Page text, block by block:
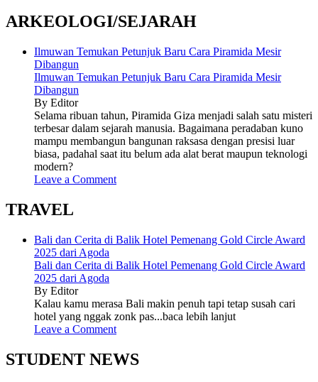
ARKEOLOGI/SEJARAH
Ilmuwan Temukan Petunjuk Baru Cara Piramida Mesir
Dibangun
Ilmuwan Temukan Petunjuk Baru Cara Piramida Mesir
Dibangun
By Editor
Selama ribuan tahun, Piramida Giza menjadi salah satu misteri
terbesar dalam sejarah manusia. Bagaimana peradaban kuno
mampu membangun bangunan raksasa dengan presisi luar
biasa, padahal saat itu belum ada alat berat maupun teknologi
modern?
Leave a Comment
TRAVEL
Bali dan Cerita di Balik Hotel Pemenang Gold Circle Award
2025 dari Agoda
Bali dan Cerita di Balik Hotel Pemenang Gold Circle Award
2025 dari Agoda
By Editor
Kalau kamu merasa Bali makin penuh tapi tetap susah cari
hotel yang nggak zonk pas...baca lebih lanjut
Leave a Comment
STUDENT NEWS